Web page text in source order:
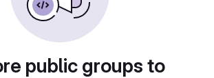
public groups to